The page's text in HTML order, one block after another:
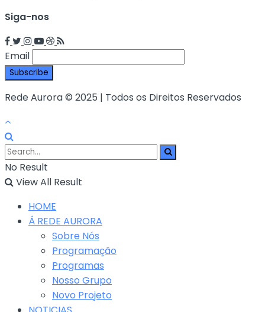
Siga-nos
Email
Rede Aurora © 2025 | Todos os Direitos Reservados
No Result
View All Result
HOME
Á REDE AURORA
Sobre Nós
Programação
Programas
Nosso Grupo
Novo Projeto